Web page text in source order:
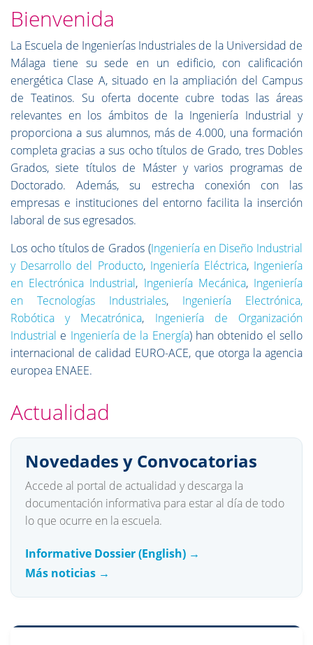
Bienvenida
La Escuela de Ingenierías Industriales de la Universidad de
Málaga tiene su sede en un edificio, con calificación
energética Clase A, situado en la ampliación del Campus
de Teatinos. Su oferta docente cubre todas las áreas
relevantes en los ámbitos de la Ingeniería Industrial y
proporciona a sus alumnos, más de 4.000, una formación
completa gracias a sus ocho títulos de Grado, tres Dobles
Grados, siete títulos de Máster y varios programas de
Doctorado. Además, su estrecha conexión con las
empresas e instituciones del entorno facilita la inserción
laboral de sus egresados.
Los ocho títulos de Grados (Ingeniería en Diseño Industrial
y Desarrollo del Producto, Ingeniería Eléctrica, Ingeniería
en Electrónica Industrial, Ingeniería Mecánica, Ingeniería
en Tecnologías Industriales, Ingeniería Electrónica,
Robótica y Mecatrónica, Ingeniería de Organización
Industrial e Ingeniería de la Energía) han obtenido el sello
internacional de calidad EURO-ACE, que otorga la agencia
europea ENAEE.
Actualidad
Novedades y Convocatorias
Accede al portal de actualidad y descarga la
documentación informativa para estar al día de todo
lo que ocurre en la escuela.
Informative Dossier (English) →
Más noticias →